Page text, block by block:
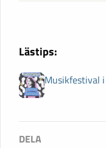
Lästips:
Musikfestival